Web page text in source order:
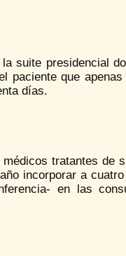
suite presidencial
paciente que
días.
tratantes de
incorporar a
en las